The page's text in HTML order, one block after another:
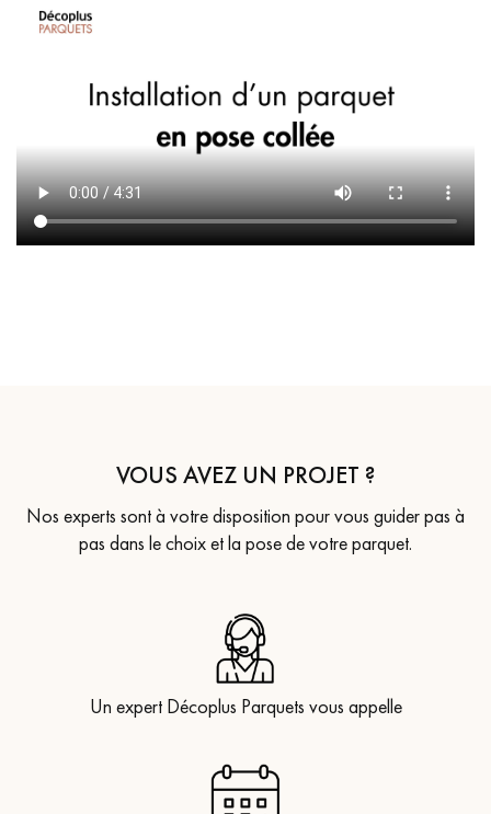
VOUS AVEZ UN PROJET ?
Nos experts sont à votre disposition pour vous guider pas à
pas dans le choix et la pose de votre parquet.
Un expert Décoplus Parquets vous appelle